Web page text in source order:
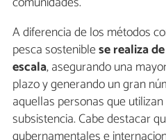
A diferencia de los métodos
pesca sosteniblese realiza
escala, asegurando una
plazo y generando un gran
aquellas personas que
subsistencia. Cabe destacar